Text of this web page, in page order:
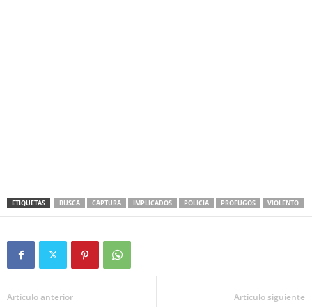
ETIQUETAS BUSCA CAPTURA IMPLICADOS POLICIA PROFUGOS VIOLENTO
Artículo anterior Artículo siguiente